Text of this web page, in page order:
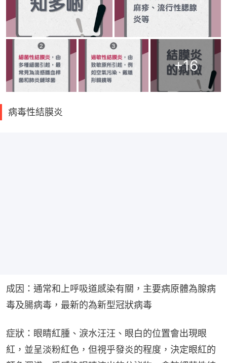
+16
病毒性結膜炎
成因：通常和上呼吸道感染有關，主要病原體為腺病
毒及腸病毒，最新的為新型冠狀病毒
症狀：眼睛紅腫、淚水汪汪、眼白的位置會出現眼
紅，並呈淡粉紅色，但視乎發炎的程度，決定眼紅的